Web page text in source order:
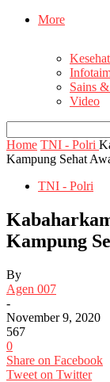
More
Sains
Video
Home TNI - Polri
Kampung Sehat
TNI - Polri
Kampung
By
Agen 007
-
November 9, 2020
567
0
Share on Facebook
Tweet on Twitter